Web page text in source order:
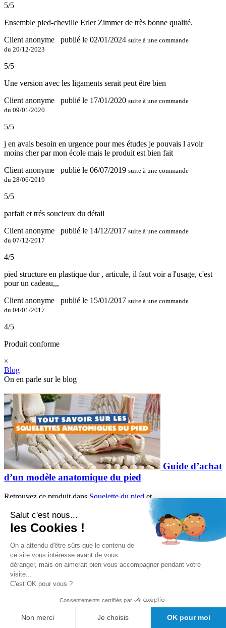
5/5
Ensemble pied-cheville Erler Zimmer de très bonne qualité.
Client anonyme
publié le 02/01/2024 suite à une commande
du 20/12/2023
5/5
Une version avec les ligaments serait peut être bien
Client anonyme
publié le 17/01/2020 suite à une commande
du 09/01/2020
5/5
j en avais besoin en urgence pour mes études je pouvais l avoir
moins cher par mon école mais le produit est bien fait
Client anonyme
publié le 06/07/2019 suite à une commande
du 28/06/2019
5/5
parfait et trés soucieux du détail
Client anonyme
publié le 14/12/2017 suite à une commande
du 07/12/2017
4/5
pied structure en plastique dur , articule, il faut voir a l'usage, c'est
pour un cadeau,,,
Client anonyme
publié le 15/01/2017 suite à une commande
du 04/01/2017
4/5
Produit conforme
×
Blog
On en parle sur le blog
Guide d’achat
d’un modèle anatomique du pied
Retrouvez ce produit dans Squelette du pied et
Ostéologie
Découvrez tous les articles du fabricant
Erler Zimmer
Salut c'est nous...
les Cookies !
On a attendu d'être sûrs que le contenu de
ce site vous intéresse avant de vous
déranger, mais on aimerait bien vous accompagner pendant votre
visite...
C'est OK pour vous ?
Consentements certifiés par
Non merci Je choisis OK pour moi